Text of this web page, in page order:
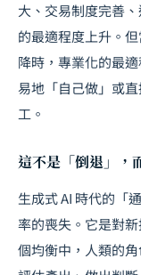
大、交易制度完善
的最適程度上升。
降時，專業化的最
易地「自己做」或
工。
這不是「倒退」，
生成式 AI 時代的「
率的喪失。它是對
個均衡中，人類的